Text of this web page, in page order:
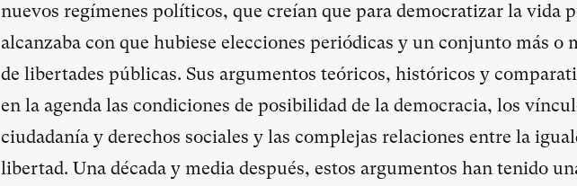
nuevos regímenes políticos, que creían que para democratizar la vida
alcanzaba con que hubiese elecciones periódicas y un conjunto más o
de libertades públicas. Sus argumentos teóricos, históricos y
en la agenda las condiciones de posibilidad de la democracia, los
ciudadanía y derechos sociales y las complejas relaciones entre la
libertad. Una década y media después, estos argumentos han tenido